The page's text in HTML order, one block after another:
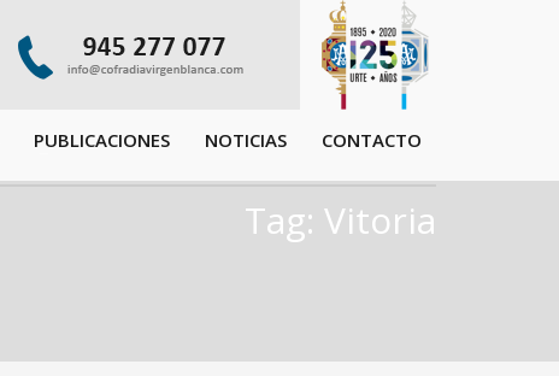
PUBLICACIONES NOTICIAS CONTACTO
Tag: Vitoria